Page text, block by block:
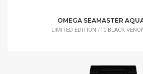
OMEGA SEAMASTER
LIMITED EDITION /10 BLACK